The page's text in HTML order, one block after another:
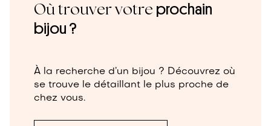
Où trouver votre prochain
bijou ?
À la recherche d’un bijou ? Découvrez où
se trouve le détaillant le plus proche de
chez vous.